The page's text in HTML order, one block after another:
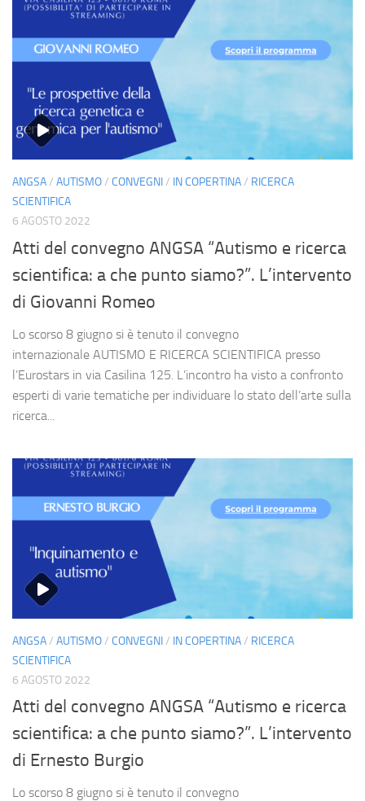
ANGSA/ AUTISMO/ CONVEGNI/ IN COPERTINA/ RICERCA
SCIENTIFICA
6 AGOSTO 2022
Atti del convegno ANGSA “Autismo e ricerca
scientifica: a che punto siamo?”. L’intervento
di Giovanni Romeo
Lo scorso 8 giugno si è tenuto il convegno
internazionale AUTISMO E RICERCA SCIENTIFICA presso
l’Eurostars in via Casilina 125. L’incontro ha visto a confronto
esperti di varie tematiche per individuare lo stato dell’arte sulla
ricerca...
ANGSA/ AUTISMO/ CONVEGNI/ IN COPERTINA/ RICERCA
SCIENTIFICA
6 AGOSTO 2022
Atti del convegno ANGSA “Autismo e ricerca
scientifica: a che punto siamo?”. L’intervento
di Ernesto Burgio
Lo scorso 8 giugno si è tenuto il convegno